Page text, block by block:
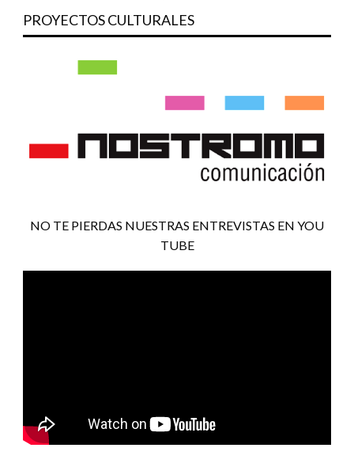
PROYECTOS CULTURALES
NO TE PIERDAS NUESTRAS ENTREVISTAS EN YOU
TUBE